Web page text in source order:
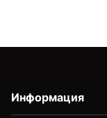
Информация